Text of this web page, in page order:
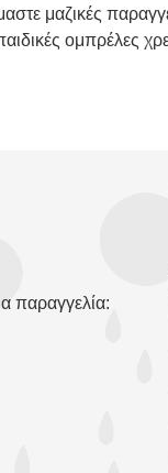
μαζικές
ομπρέλες
παραγγελία: